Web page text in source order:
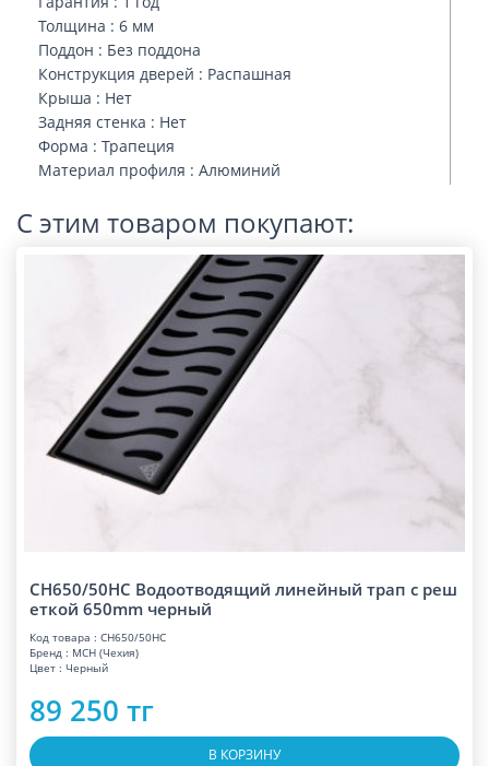
Толщина : 6 мм
Поддон : Без поддона
Конструкция дверей : Распашная
Крыша : Нет
Задняя стенка : Нет
Форма : Трапеция
Материал профиля : Алюминий
С этим товаром покупают:
CH650/50HC Водоотводящий линейный трап с реш
еткой 650mm черный
Код товара : CH650/50HC
Бренд : MCH (Чехия)
Цвет : Черный
89 250 тг
В КОРЗИНУ